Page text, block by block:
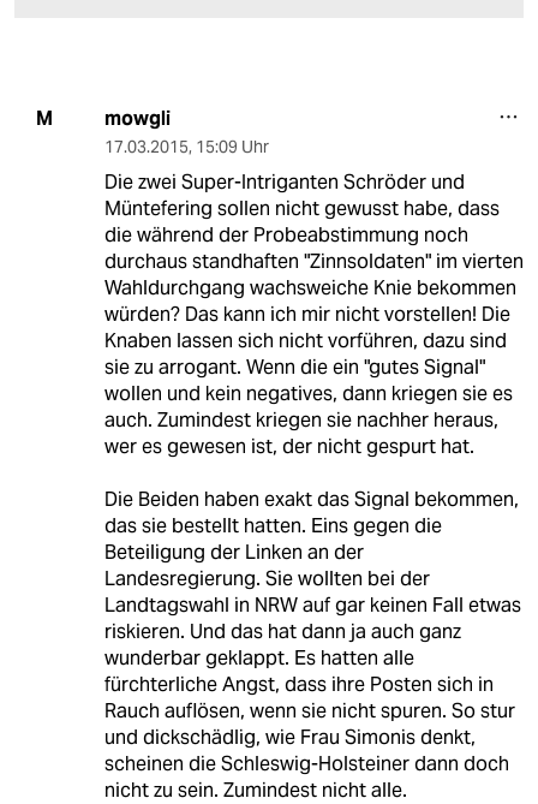
M mowgli
17.03.2015, 15:09 Uhr
Die zwei Super-Intriganten Schröder und
Müntefering sollen nicht gewusst habe, dass
die während der Probeabstimmung noch
durchaus standhaften "Zinnsoldaten" im vierten
Wahldurchgang wachsweiche Knie bekommen
würden? Das kann ich mir nicht vorstellen! Die
Knaben lassen sich nicht vorführen, dazu sind
sie zu arrogant. Wenn die ein "gutes Signal"
wollen und kein negatives, dann kriegen sie es
auch. Zumindest kriegen sie nachher heraus,
wer es gewesen ist, der nicht gespurt hat.
Die Beiden haben exakt das Signal bekommen,
das sie bestellt hatten. Eins gegen die
Beteiligung der Linken an der
Landesregierung. Sie wollten bei der
Landtagswahl in NRW auf gar keinen Fall etwas
riskieren. Und das hat dann ja auch ganz
wunderbar geklappt. Es hatten alle
fürchterliche Angst, dass ihre Posten sich in
Rauch auflösen, wenn sie nicht spuren. So stur
und dickschädlig, wie Frau Simonis denkt,
scheinen die Schleswig-Holsteiner dann doch
nicht zu sein. Zumindest nicht alle.